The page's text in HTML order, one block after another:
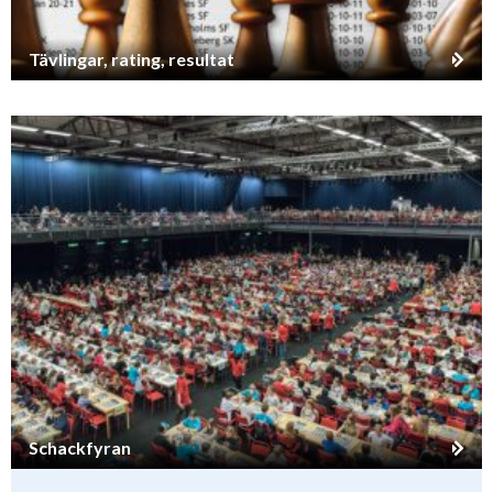
Tävlingar, rating, resultat
Schackfyran